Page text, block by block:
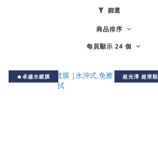
篩選
商品排序
每頁顯示 24 個
🔥卓越水鍍膜 超光澤 超滑順